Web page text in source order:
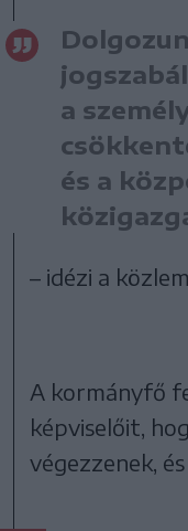
a
és a
– idézi a
A kormányfő
képviselőit,
végezzenek,